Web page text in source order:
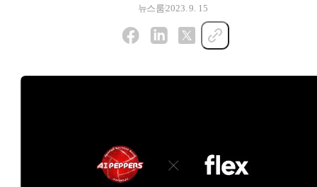
뉴스룸 2023. 9. 15